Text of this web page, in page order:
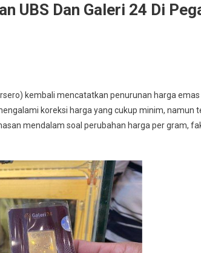
UBS Dan Galeri 24 Di
kembali mencatatkan penurunan harga
koreksi harga yang cukup minim,
mendalam soal perubahan harga per gram,